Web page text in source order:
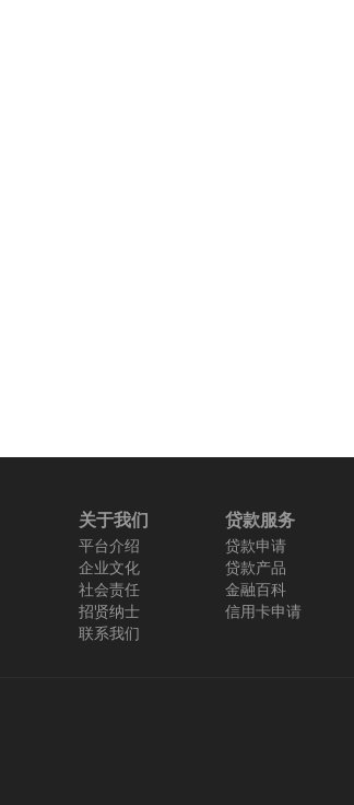
关于我们
平台介绍
企业文化
社会责任
招贤纳士
联系我们
贷款服务
贷款申请
贷款产品
金融百科
信用卡申请